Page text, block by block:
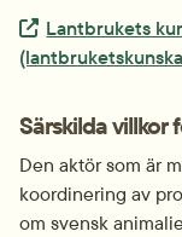
Extern länk.
Lantbrukets
Särskilda villkor
Den aktör som är
koordinering av
om svensk